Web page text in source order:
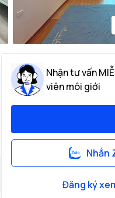
Nhận tư vấn
viên môi giới
Nhắn
Đăng ký